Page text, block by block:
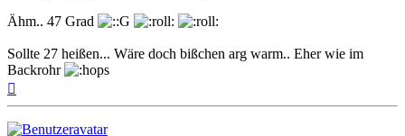
Ähm.. 47 Grad
Sollte 27 heißen... Wäre doch bißchen arg warm.. Eher wie im
Backrohr